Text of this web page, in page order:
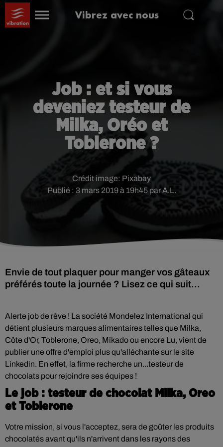
Vibrez avec nous
Job : et si vous
deveniez testeur de
Milka, Oréo et
Toblerone ?
Publié : 3 mars 2019 à 19h45 par A.L.
Crédit image: Pixabay
Envie de tout plaquer pour manger vos gâteaux
préférés toute la journée ? Lisez ce qui suit...
Alerte job de rêve ! La société Mondelez International qui
détient plusieurs marques alimentaires telles que Milka,
Côte d'Or, Toblerone, Oreo, Mikado ou encore Lu, vient de
publier une offre d'emploi plus qu'alléchante sur le site
Linkedin. En effet, la firme recherche un...testeur de
chocolats pour rejoindre ses équipes !
Le job : testeur de chocolat Milka, Oreo
et Toblerone
Votre mission, si vous l'acceptez, sera de goûter les produits
chocolatés avant qu'ils n'arrivent dans les rayons des